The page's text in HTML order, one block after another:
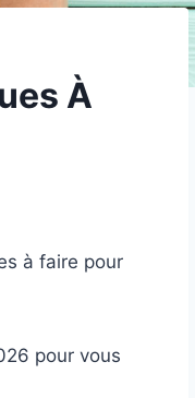
À
à faire pour
pour vous